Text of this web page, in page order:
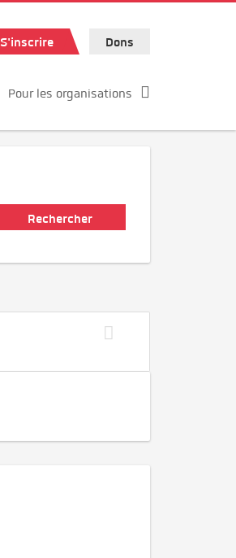
S'inscrire Dons
Pour les organisations